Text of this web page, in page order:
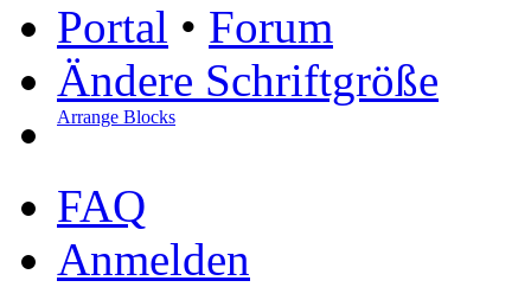
Portal • Forum
Ändere Schriftgröße
Arrange Blocks
FAQ
Anmelden